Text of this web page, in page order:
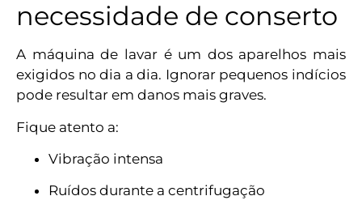
necessidade de conserto
A máquina de lavar é um dos aparelhos mais
exigidos no dia a dia. Ignorar pequenos indícios
pode resultar em danos mais graves.
Fique atento a:
Vibração intensa
Ruídos durante a centrifugação